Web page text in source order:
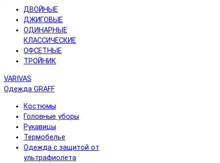
ДВОЙНЫЕ
ДЖИГОВЫЕ
ОДИНАРНЫЕ
КЛАССИЧЕСКИЕ
ОФСЕТНЫЕ
ТРОЙНИК
VARIVAS
Одежда GRAFF
Костюмы
Головные уборы
Рукавицы
Термобелье
Одежда с защитой от
ультрафиолета